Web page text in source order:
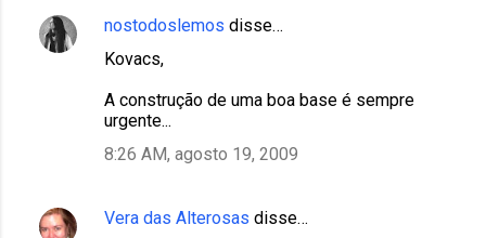
nostodoslemos disse…
Kovacs,
A construção de uma boa base é sempre
urgente...
8:26 AM, agosto 19, 2009
Vera das Alterosas disse…